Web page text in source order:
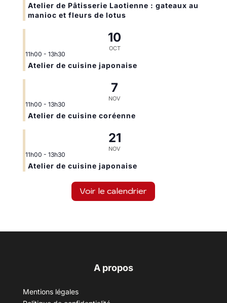
Atelier de Pâtisserie Laotienne : gateaux au
manioc et fleurs de lotus
10
OCT
11h00 - 13h30
Atelier de cuisine japonaise
7
NOV
11h00 - 13h30
Atelier de cuisine coréenne
21
NOV
11h00 - 13h30
Atelier de cuisine japonaise
Voir le calendrier
A propos
Mentions légales